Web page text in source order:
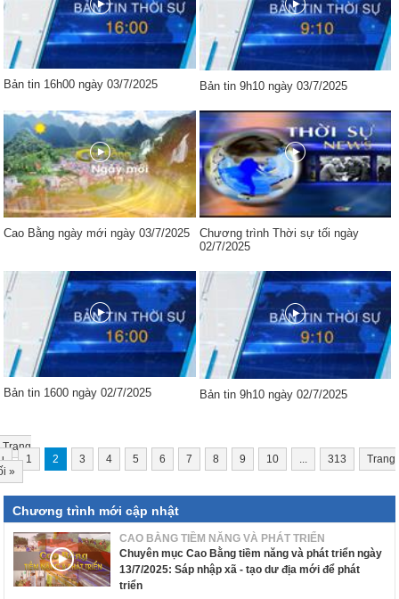
Bản tin 16h00 ngày 03/7/2025 Bản tin 9h10 ngày 03/7/2025
Cao Bằng ngày mới ngày 03/7/2025
Chương trình Thời sự tối ngày
02/7/2025
Bản tin 1600 ngày 02/7/2025 Bản tin 9h10 ngày 02/7/2025
Trang
1 2 3 4 5 6 7 8 9 10 313
Trang
»
Chương trình mới cập nhật
CAO BẰNG TIỀM NĂNG VÀ PHÁT TRIỂN
Chuyên mục Cao Bằng tiềm năng và phát triển ngày
13/7/2025: Sáp nhập xã - tạo dư địa mới để phát
triển